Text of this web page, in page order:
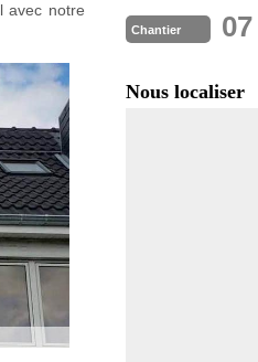
avec notre
Chantier
Nous localiser